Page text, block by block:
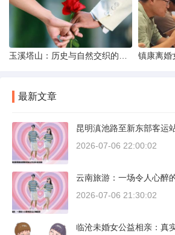
最新文章
昆明滇池路至新东部客运
2026-07-06 22:00:02
云南旅游：一场令人心醉
2026-07-06 21:30:02
临沧未婚女公益相亲：真